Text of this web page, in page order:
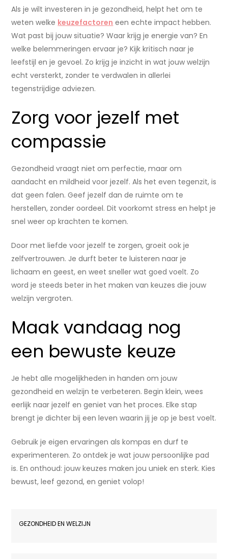
Als je wilt investeren in je gezondheid, helpt het om te
weten welke keuzefactoren een echte impact hebben.
Wat past bij jouw situatie? Waar krijg je energie van? En
welke belemmeringen ervaar je? Kijk kritisch naar je
leefstijl en je gevoel. Zo krijg je inzicht in wat jouw welzijn
echt versterkt, zonder te verdwalen in allerlei
tegenstrijdige adviezen.
Zorg voor jezelf met
compassie
Gezondheid vraagt niet om perfectie, maar om
aandacht en mildheid voor jezelf. Als het even tegenzit, is
dat geen falen. Geef jezelf dan de ruimte om te
herstellen, zonder oordeel. Dit voorkomt stress en helpt je
snel weer op krachten te komen.
Door met liefde voor jezelf te zorgen, groeit ook je
zelfvertrouwen. Je durft beter te luisteren naar je
lichaam en geest, en weet sneller wat goed voelt. Zo
word je steeds beter in het maken van keuzes die jouw
welzijn vergroten.
Maak vandaag nog
een bewuste keuze
Je hebt alle mogelijkheden in handen om jouw
gezondheid en welzijn te verbeteren. Begin klein, wees
eerlijk naar jezelf en geniet van het proces. Elke stap
brengt je dichter bij een leven waarin jij je op je best voelt.
Gebruik je eigen ervaringen als kompas en durf te
experimenteren. Zo ontdek je wat jouw persoonlijke pad
is. En onthoud: jouw keuzes maken jou uniek en sterk. Kies
bewust, leef gezond, en geniet volop!
GEZONDHEID EN WELZIJN